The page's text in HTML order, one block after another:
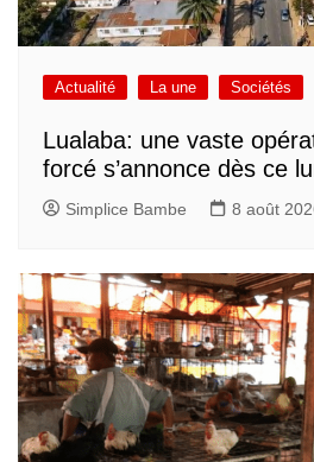
Actualité La une Sociétés
Lualaba: une vaste
forcé s’annonce dès ce
Simplice Bambe 8 août